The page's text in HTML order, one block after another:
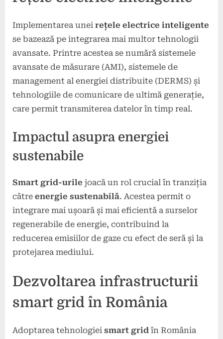
Implementarea unei rețele electrice inteligente
se bazează pe integrarea mai multor tehnologii
avansate. Printre acestea se numără sistemele
avansate de măsurare (AMI), sistemele de
management al energiei distribuite (DERMS) și
tehnologiile de comunicare de ultimă generație,
care permit transmiterea datelor în timp real.
Impactul asupra energiei
sustenabile
Smart grid-urile joacă un rol crucial în tranziția
către energie sustenabilă. Acestea permit o
integrare mai ușoară și mai eficientă a surselor
regenerabile de energie, contribuind la
reducerea emisiilor de gaze cu efect de seră și la
protejarea mediului.
Dezvoltarea infrastructurii
smart grid în România
Adoptarea tehnologiei smart grid în România